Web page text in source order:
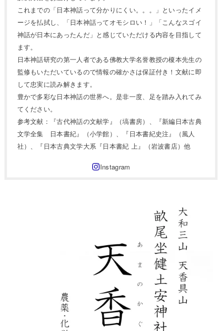
これまでの「日本神話って分かりにくい。。。」といったイメ
ージを払拭し、「日本神話ってオモシロい！」「こんなスゴイ
神話が日本にあったんだ」と感じていただける内容を目指して
ます。
日本神話研究の第一人者である佛教大学名誉教授の榎本先生の
監修もいただいているので情報の確かさは保証付き！文献に即
して忠実に読み解きます。
豊かで多彩な日本神話の世界へ。是非一度、足を踏み入れてみ
てください。
参考文献：『古代神話の文献学』（塙書房）、『新編日本古典
文学全集 日本書紀』（小学館）、『日本書紀史注』（風人
社）、『日本古典文学大系『日本書紀 上』（岩波書店）他